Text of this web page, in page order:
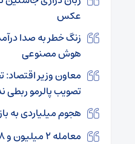
عکس
هوش مصنوعی
معاون وزیر اقتصاد:
تصویب پالرمو ربطی
هجوم میلیاردی به